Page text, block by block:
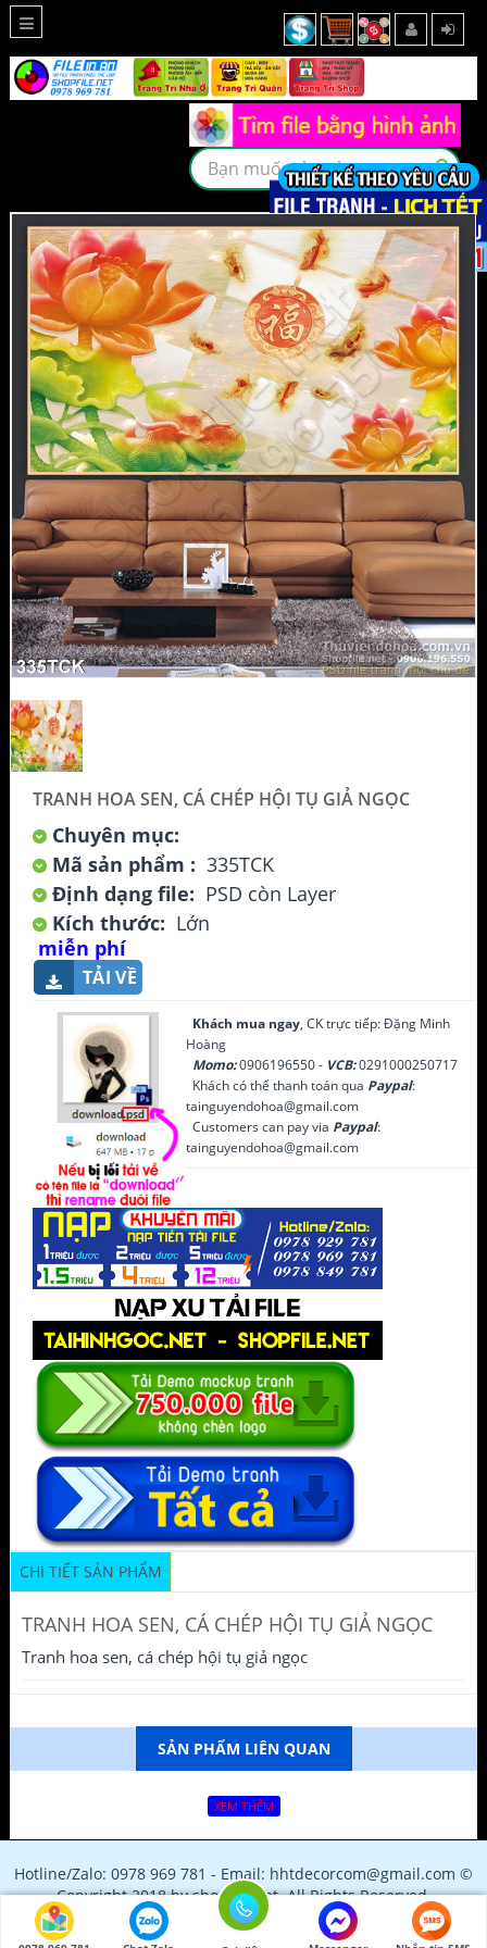
TRANH HOA SEN, CÁ CHÉP HỘI TỤ GIẢ NGỌC
Chuyên mục:
Mã sản phẩm : 335TCK
Định dạng file: PSD còn Layer
Kích thước: Lớn
miễn phí
TẢI VỀ
Khách mua ngay, CK trực tiếp: Đặng Minh
Hoàng
Momo:0906196550 - VCB:0291000250717
Khách có thể thanh toán qua Paypal:
tainguyendohoa@gmail.com
Customers can pay via Paypal:
tainguyendohoa@gmail.com
CHI TIẾT SẢN PHẨM
TRANH HOA SEN, CÁ CHÉP HỘI TỤ GIẢ NGỌC
Tranh hoa sen, cá chép hội tụ giả ngọc
SẢN PHẨM LIÊN QUAN
XEM THÊM
Hotline/Zalo: 0978 969 781 - Email: hhtdecorcom@gmail.com ©
Copyright 2018 by shopfile.net. All Rights Reserved.